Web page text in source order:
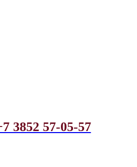
3852 57-05-57